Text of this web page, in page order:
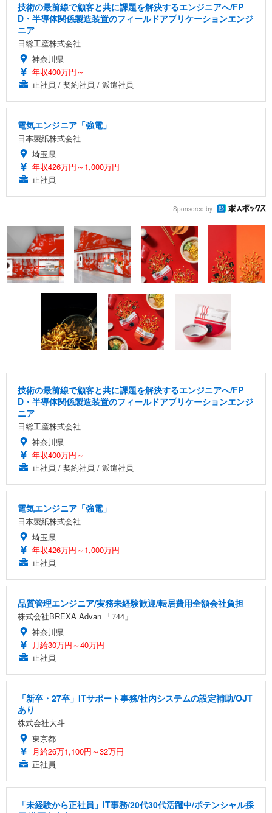
技術の最前線で顧客と共に課題を解決するエンジニアへ/FP
D・半導体関係製造装置のフィールドアプリケーションエンジ
ニア
日総工産株式会社
神奈川県
年収400万円～
正社員 / 契約社員 / 派遣社員
電気エンジニア「強電」
日本製紙株式会社
埼玉県
年収426万円～1,000万円
正社員
Sponsored by
技術の最前線で顧客と共に課題を解決するエンジニアへ/FP
D・半導体関係製造装置のフィールドアプリケーションエンジ
ニア
日総工産株式会社
神奈川県
年収400万円～
正社員 / 契約社員 / 派遣社員
電気エンジニア「強電」
日本製紙株式会社
埼玉県
年収426万円～1,000万円
正社員
品質管理エンジニア/実務未経験歓迎/転居費用全額会社負担
株式会社BREXA Advan 「744」
神奈川県
月給30万円～40万円
正社員
「新卒・27卒」ITサポート事務/社内システムの設定補助/OJT
あり
株式会社大斗
東京都
月給26万1,100円～32万円
正社員
「未経験から正社員」IT事務/20代30代活躍中/ポテンシャル採